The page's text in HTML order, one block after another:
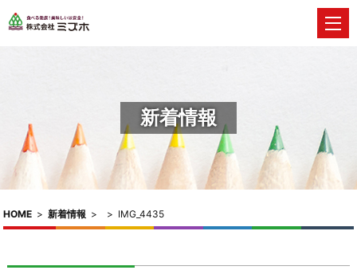
新着情報
HOME > 新着情報 > > IMG_4435